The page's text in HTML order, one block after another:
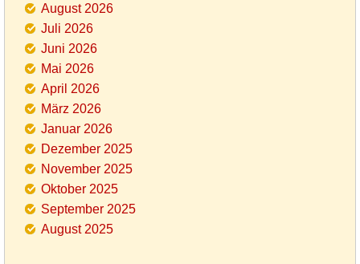
August 2026
Juli 2026
Juni 2026
Mai 2026
April 2026
März 2026
Januar 2026
Dezember 2025
November 2025
Oktober 2025
September 2025
August 2025